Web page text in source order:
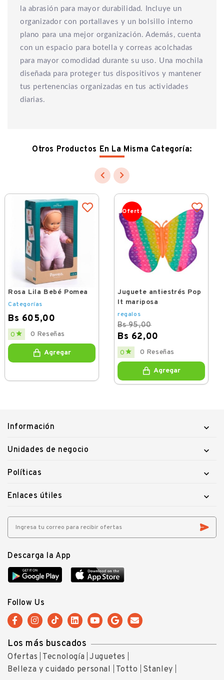
la abrasión para mayor durabilidad. Incluye un
organizador con portallaves y un bolsillo interno
plano para una mejor organización. Además, cuenta
con un espacio para botella y correas acolchadas
para mayor comodidad durante su uso. Una mochila
diseñada para proteger tus dispositivos y mantener
tus pertenencias organizadas en tus actividades
diarias.
Otros Productos En La Misma Categoría:
 
Oferta
Juguete antiestrés Pop
It mariposa
regalos
Bs 95,00
Bs 62,00
Regular0 Reseñas
Oferta
Toalla Zenkiu
Desmaquillante 19x40
regalos
Bs 50,00
Price
0 0 Reseñas
Información 
Unidades de negocio 
Políticas 
Enlaces útiles 
Descarga la App
Follow Us
Los más buscados
Ofertas Tecnología Juguetes
Belleza y cuidado personal
Totto Stanley